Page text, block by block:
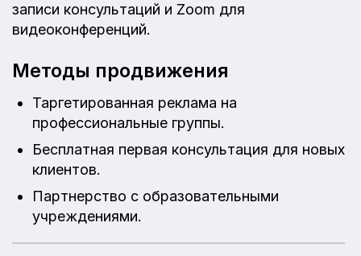
записи консультаций и Zoom для
видеоконференций.
Методы продвижения
Таргетированная реклама на
профессиональные группы.
Бесплатная первая консультация для новых
клиентов.
Партнерство с образовательными
учреждениями.